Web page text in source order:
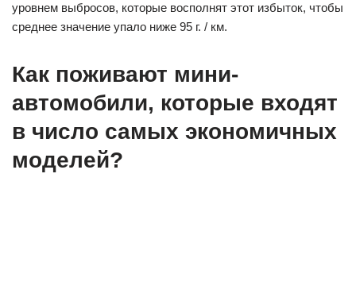
уровнем выбросов, которые восполнят этот избыток, чтобы
среднее значение упало ниже 95 г. / км.
Как поживают мини-
автомобили, которые входят
в число самых экономичных
моделей?